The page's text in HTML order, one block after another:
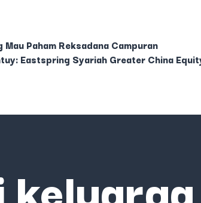
Paham Reksadana Campuran
Eastspring Syariah Greater China